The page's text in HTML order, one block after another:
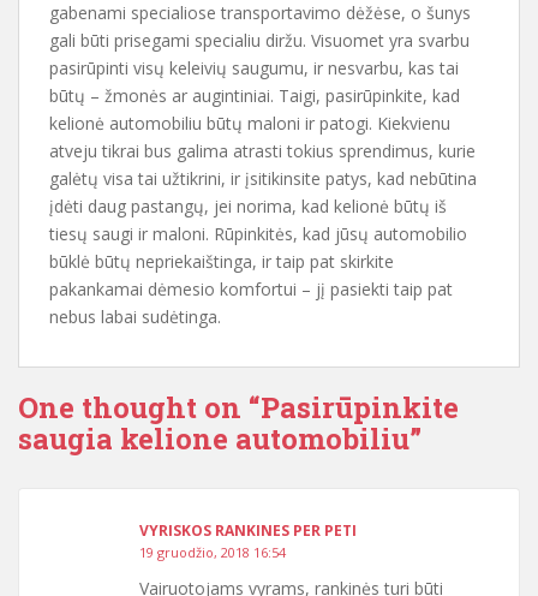
gabenami specialiose transportavimo dėžėse, o šunys
gali būti prisegami specialiu diržu. Visuomet yra svarbu
pasirūpinti visų keleivių saugumu, ir nesvarbu, kas tai
būtų – žmonės ar augintiniai. Taigi, pasirūpinkite, kad
kelionė automobiliu būtų maloni ir patogi. Kiekvienu
atveju tikrai bus galima atrasti tokius sprendimus, kurie
galėtų visa tai užtikrini, ir įsitikinsite patys, kad nebūtina
įdėti daug pastangų, jei norima, kad kelionė būtų iš
tiesų saugi ir maloni. Rūpinkitės, kad jūsų automobilio
būklė būtų nepriekaištinga, ir taip pat skirkite
pakankamai dėmesio komfortui – jį pasiekti taip pat
nebus labai sudėtinga.
One thought on “Pasirūpinkite
saugia kelione automobiliu”
VYRISKOS RANKINES PER PETI
19 gruodžio, 2018 16:54
Vairuotojams vyrams, rankinės turi būti